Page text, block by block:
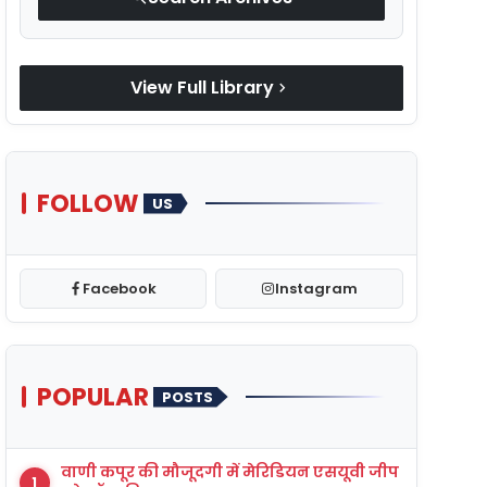
View Full Library chevron_right
FOLLOW US
Facebook Instagram
POPULAR POSTS
1
वाणी कपूर की मौजूदगी में मेरिडियन एसयूवी जीप